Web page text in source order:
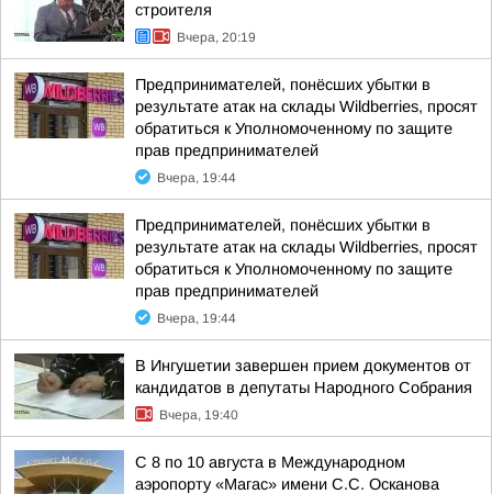
строителя
Вчера, 20:19
Предпринимателей, понёсших убытки в
результате атак на склады Wildberries, просят
обратиться к Уполномоченному по защите
прав предпринимателей
Вчера, 19:44
Предпринимателей, понёсших убытки в
результате атак на склады Wildberries, просят
обратиться к Уполномоченному по защите
прав предпринимателей
Вчера, 19:44
В Ингушетии завершен прием документов от
кандидатов в депутаты Народного Собрания
Вчера, 19:40
С 8 по 10 августа в Международном
аэропорту «Магас» имени С.С. Осканова